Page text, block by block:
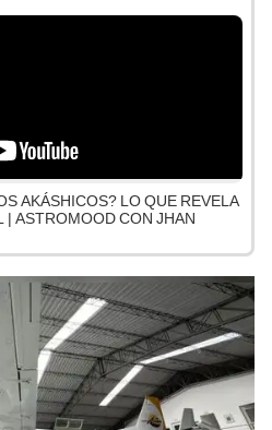
AKÁSHICOS? LO QUE REVELA
| ASTROMOOD CON JHAN